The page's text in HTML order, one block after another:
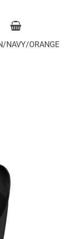
NAVY/ORANGE